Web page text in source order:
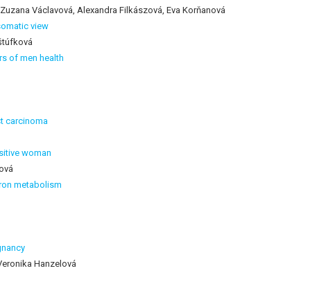
Václavová, Alexandra Filkászová, Eva Korňanová
view
of men health
carcinoma
woman
metabolism
Hanzelová